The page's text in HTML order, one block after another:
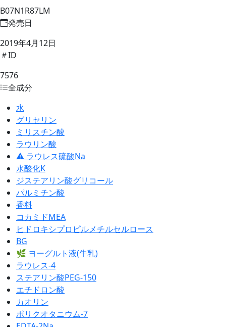
B07N1R87LM
発売日
2019年4月12日
ID
7576
全成分
水
グリセリン
ミリスチン酸
ラウリン酸
⚠ ラウレス硫酸Na
水酸化K
ジステアリン酸グリコール
パルミチン酸
香料
コカミドMEA
ヒドロキシプロピルメチルセルロース
BG
🌿 ヨーグルト液(牛乳)
ラウレス-4
ステアリン酸PEG-150
エチドロン酸
カオリン
ポリクオタニウム-7